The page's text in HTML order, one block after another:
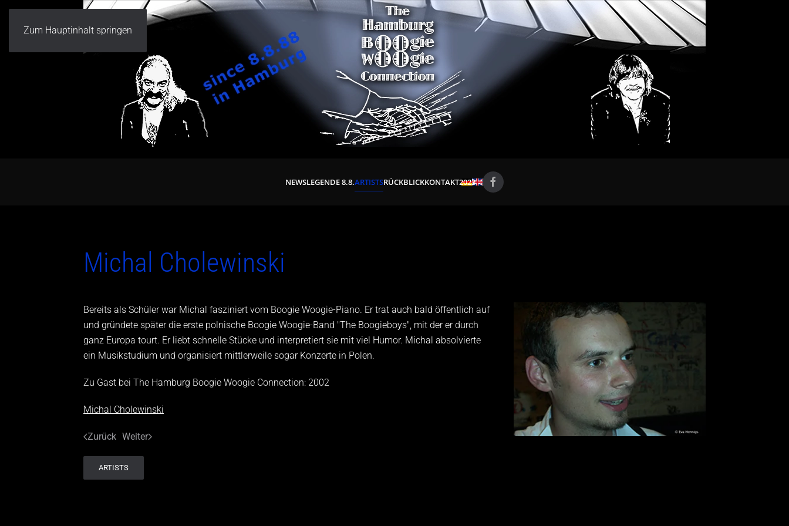
Zum Hauptinhalt springen
NEWSLEGENDE 8.8.ARTISTSRÜCKBLICKKONTAKT2023
Michal Cholewinski
Bereits als Schüler war Michal fasziniert vom Boogie Woogie-Piano. Er trat auch bald öffentlich auf
und gründete später die erste polnische Boogie Woogie-Band "The Boogieboys", mit der er durch
ganz Europa tourt. Er liebt schnelle Stücke und interpretiert sie mit viel Humor. Michal absolvierte
ein Musikstudium und organisiert mittlerweile sogar Konzerte in Polen.
Zu Gast bei The Hamburg Boogie Woogie Connection: 2002
Michal Cholewinski
Zurück Weiter
ARTISTS